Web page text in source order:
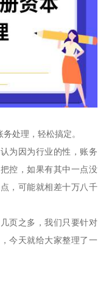
处理，轻松搞定。
为因为行业的性，账务
控，如果有其中一点没
，可能就相差十万八千
页之多，我们只要针对
今天就给大家整理了一